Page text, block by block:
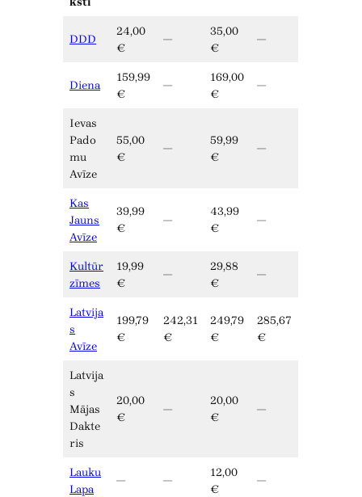
DDD
24,00
€
—
35,00
€
—
Diena
159,99
€
—
169,00
€
—
Ievas
Pado
mu
Avīze
55,00
€
—
59,99
€
—
Kas
Jauns
Avīze
39,99
€
—
43,99
€
—
Kultūr
zīmes
19,99
€
—
29,88
€
—
Latvija
s
Avīze
199,79
€
242,31
€
249,79
€
285,67
€
Latvija
s
Mājas
Dakte
ris
20,00
€
—
20,00
€
—
Lauku
Lapa
— —
12,00
€
—